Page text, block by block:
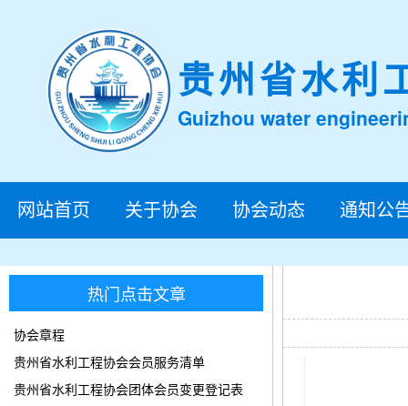
贵州省水利
Guizhou water
网站首页 关于协会 协会动态 通知公
热门点击文章
协会章程
贵州省水利工程协会会员服务清单
贵州省水利工程协会团体会员变更登记表